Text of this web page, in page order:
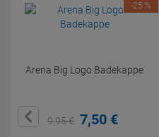
Arena Big Logo Badekappe
9,95€ 7,50 €
-25 %